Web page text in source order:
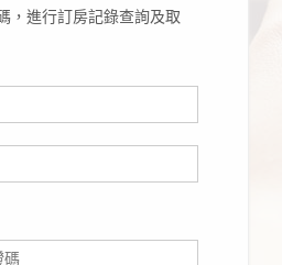
，進行訂房記錄查詢及取